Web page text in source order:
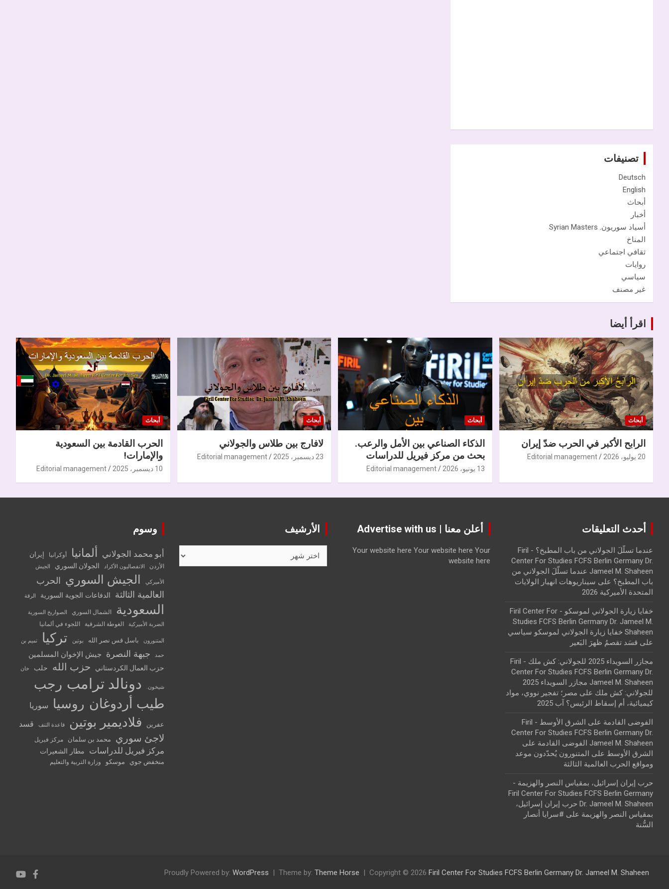
تصنيفات
Deutsch
English
أبحاث
أخبار
أسياد سوريون. Syrian Masters
المناخ
ثقافي اجتماعي
روايات
سياسي
غير مصنف
اقرأ أيضا
أبحاث
الرابح الأكبر في الحرب ضدّ إيران
20 يوليو، 2026 Editorial management
أبحاث
الذكاء الصناعي بين الأمل والرعب.
بحث من مركز فيريل للدراسات
13 يونيو، 2026 Editorial management
أبحاث
لافارج بين طلاس والجولاني
23 ديسمبر، 2025 Editorial management
أبحاث
الحرب القادمة بين السعودية
والإمارات!
10 ديسمبر، 2025 Editorial management
أحدث التعليقات
عندما تسلّلَ الجولاني من باب المطبخ؟ - Firil
Center For Studies FCFS Berlin Germany Dr.
Jameel M. Shaheen عندما تسلّلَ الجولاني من
باب المطبخ؟ على سيناريوهات انهيار الولايات
المتحدة الأميركية 2026
خفايا زيارة الجولاني لموسكو - Firil Center For
Studies FCFS Berlin Germany Dr. Jameel M.
Shaheen خفايا زيارة الجولاني لموسكو سياسي
على قسَد تقصمُ ظهرَ البَعير
مجازر السويداء 2025 للجولاني: كش ملك - Firil
Center For Studies FCFS Berlin Germany Dr.
Jameel M. Shaheen مجازر السويداء 2025
للجولاني: كش ملك على مصر؛ تفجير نووي، مواد
كيميائية، أم إسقاط الرئيس؟ آب 2025
الفوضى القادمة على الشرق الأوسط - Firil
Center For Studies FCFS Berlin Germany Dr.
Jameel M. Shaheen الفوضى القادمة على
الشرق الأوسط على المتنورون يُحدّدون موعد
ومواقع الحرب العالمية الثالثة
حرب إيران إسرائيل، بمقياس النصر والهزيمة -
Firil Center For Studies FCFS Berlin Germany
Dr. Jameel M. Shaheen حرب إيران إسرائيل،
بمقياس النصر والهزيمة على #سرايا أنصار
السُّنة
أعلن معنا | Advertise with us
Your website here Your website here Your
website here
الأرشيف وسوم
أبو محمد الجولاني ألمانيا أوكرانيا إيران
الأردن الانفصاليون الأكراد الجولان السوري الجيش
الأميركي الجيش السوري الحرب
العالمية الثالثة
الدفاعات الجوية السورية الرقة
السعودية الشمال السوري
الصواريخ السورية
الضربة الأميركية
الغوطة الشرقية اللجوء في ألمانيا
المتنورون باسل قس نصر الله بوتين تركيا تميم بن
حمد جبهة النصرة جيش الإخوان المسلمين
حزب العمال الكردستاني حزب الله حلب خان
شيخون. دونالد ترامب رجب
طيب أردوغان روسيا سوريا
عفرين فلاديمير بوتين قاعدة التنف قسد
لاجئ سوري محمد بن سلمان مركز فيريل
مركز فيريل للدراسات مطار الشعيرات
منخفض جوي موسكو وزارة التربية والتعليم
Copyright © 2026 Firil Center For Studies FCFS Berlin Germany Dr. Jameel M. Shaheen
Theme by: Theme Horse
Proudly Powered by: WordPress